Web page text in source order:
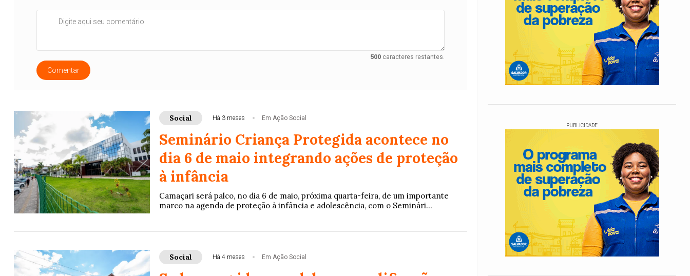
500caracteres restantes.
Comentar
Social Há 3 meses Em Ação Social
Seminário Criança Protegida acontece no
dia 6 de maio integrando ações de proteção
à infância
Camaçari será palco, no dia 6 de maio, próxima quarta-feira, de um importante
marco na agenda de proteção à infância e adolescência, com o Seminári...
Social Há 4 meses Em Ação Social
PUBLICIDADE